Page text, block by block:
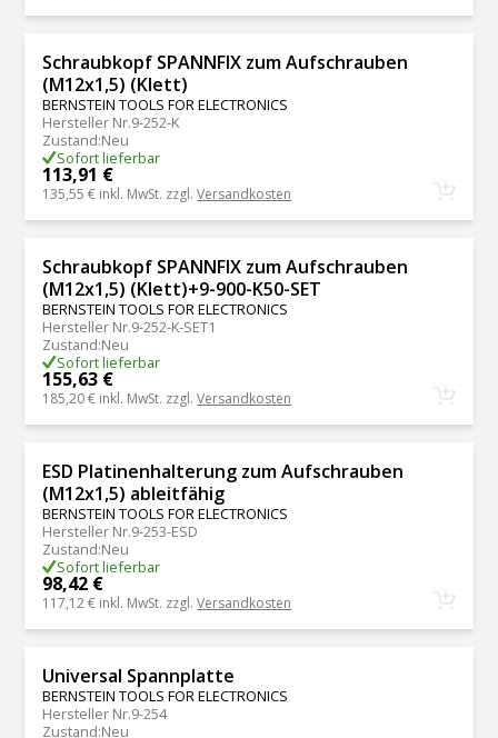
Schraubkopf SPANNFIX zum Aufschrauben
(M12x1,5) (Klett)
BERNSTEIN TOOLS FOR ELECTRONICS
Hersteller Nr.9-252-K
Zustand:Neu
Sofort lieferbar
113,91 €
135,55 € inkl. MwSt. zzgl.Versandkosten
Schraubkopf SPANNFIX zum Aufschrauben
(M12x1,5) (Klett)+9-900-K50-SET
BERNSTEIN TOOLS FOR ELECTRONICS
Hersteller Nr.9-252-K-SET1
Zustand:Neu
Sofort lieferbar
155,63 €
185,20 € inkl. MwSt. zzgl.Versandkosten
ESD Platinenhalterung zum Aufschrauben
(M12x1,5) ableitfähig
BERNSTEIN TOOLS FOR ELECTRONICS
Hersteller Nr.9-253-ESD
Zustand:Neu
Sofort lieferbar
98,42 €
117,12 € inkl. MwSt. zzgl.Versandkosten
Universal Spannplatte
BERNSTEIN TOOLS FOR ELECTRONICS
Hersteller Nr.9-254
Zustand:Neu